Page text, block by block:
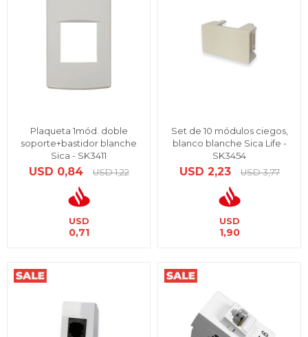
Plaqueta 1mód. doble
soporte+bastidor blanche
Sica - SK3411
USD 0,84 USD 1,22
USD
0,71
Set de 10 módulos ciegos,
blanco blanche Sica Life -
SK3454
USD 2,23 USD 3,77
USD
1,90